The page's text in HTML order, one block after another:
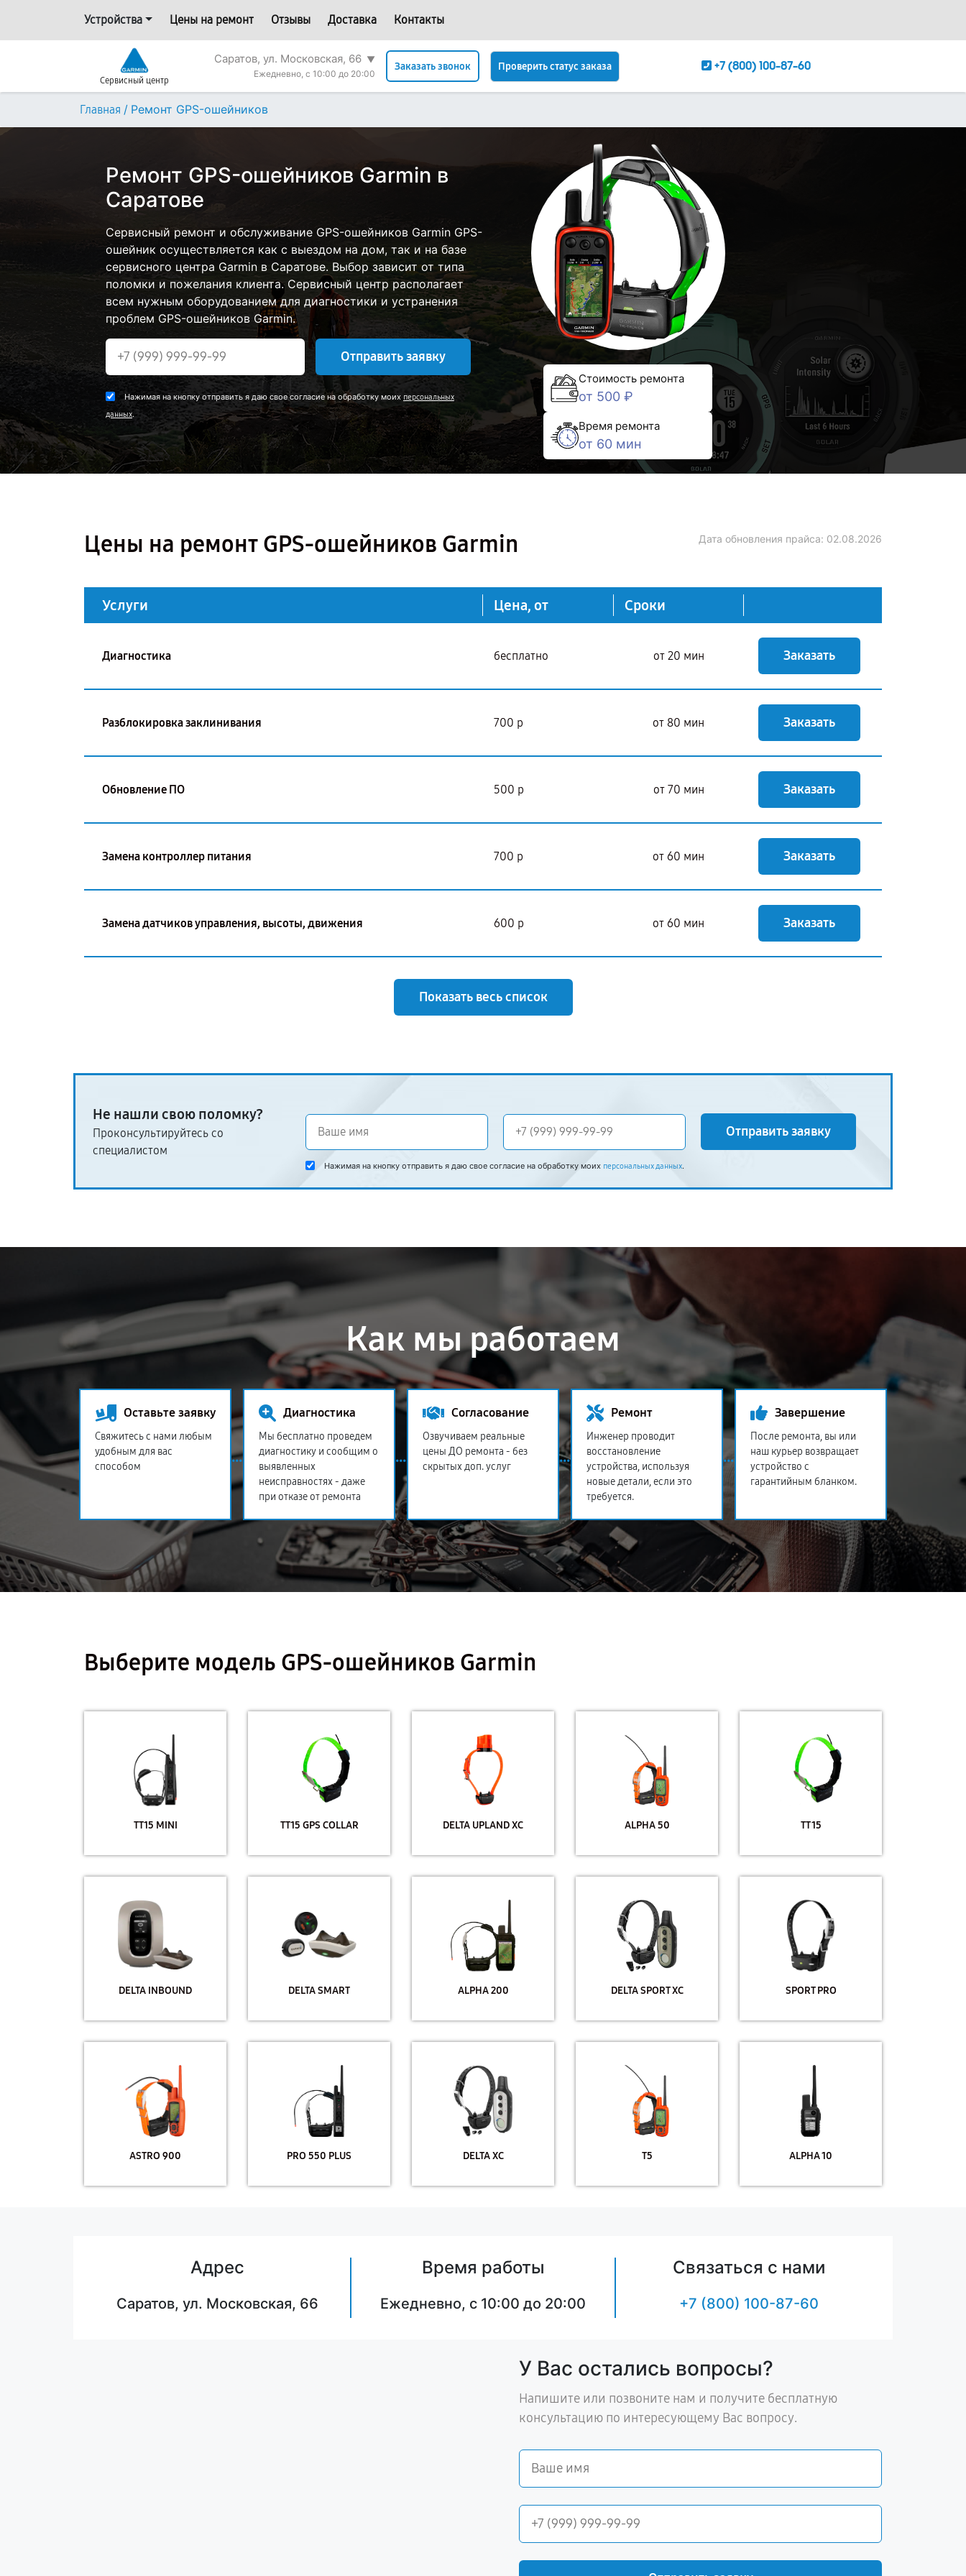
Устройства Цены на ремонт Отзывы Доставка Контакты
Сервисный центр
Саратов, ул. Московская, 66 ▼
Ежедневно, с 10:00 до 20:00
Заказать звонок Проверить статус заказа +7 (800) 100-87-60
Главная / Ремонт GPS-ошейников
Ремонт GPS-ошейников Garmin в
Саратове
Сервисный ремонт и обслуживание GPS-ошейников Garmin GPS-
ошейник осуществляется как с выездом на дом, так и на базе
сервисного центра Garmin в Саратове. Выбор зависит от типа
поломки и пожелания клиента. Сервисный центр располагает
всем нужным оборудованием для диагностики и устранения
проблем GPS-ошейников Garmin.
Отправить заявку
Нажимая на кнопку отправить я даю свое согласие на обработку моих персональных
данных.
Стоимость ремонта
от 500 ₽
Время ремонта
от 60 мин
Цены на ремонт GPS-ошейников Garmin Дата обновления прайса: 02.08.2026
Услуги Цена, от Сроки
Диагностика бесплатно от 20 мин Заказать
Разблокировка заклинивания 700 р от 80 мин Заказать
Обновление ПО 500 р от 70 мин Заказать
Замена контроллер питания 700 р от 60 мин Заказать
Замена датчиков управления, высоты, движения 600 р от 60 мин Заказать
Показать весь список
Не нашли свою поломку?
Проконсультируйтесь со
специалистом
Отправить заявку
Нажимая на кнопку отправить я даю свое согласие на обработку моих персональных данных.
Как мы работаем
Оставьте заявку
Свяжитесь с нами любым
удобным для вас
способом
Диагностика
Мы бесплатно проведем
диагностику и сообщим о
выявленных
неисправностях - даже
при отказе от ремонта
Согласование
Озвучиваем реальные
цены ДО ремонта - без
скрытых доп. услуг
Ремонт
Инженер проводит
восстановление
устройства, используя
новые детали, если это
требуется.
Завершение
После ремонта, вы или
наш курьер возвращает
устройство с
гарантийным бланком.
Выберите модель GPS-ошейников Garmin
TT15 MINI TT15 GPS COLLAR DELTA UPLAND XC ALPHA 50 TT 15
DELTA INBOUND DELTA SMART ALPHA 200 DELTA SPORT XC SPORT PRO
ASTRO 900 PRO 550 PLUS DELTA XC T5 ALPHA 10
Адрес
Саратов, ул. Московская, 66
Время работы
Ежедневно, с 10:00 до 20:00
Связаться с нами
+7 (800) 100-87-60
У Вас остались вопросы?
Напишите или позвоните нам и получите бесплатную
консультацию по интересующему Вас вопросу.